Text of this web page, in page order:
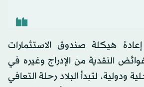
هيكلة صندوق الاستثمارات
النقدية من الإدراج وغيره في
لتبدأ البلاد رحلة التعافي